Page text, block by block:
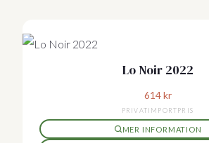
Lo Noir 2022
614kr
PRIVATIMPORTPRIS
MER INFORMATION